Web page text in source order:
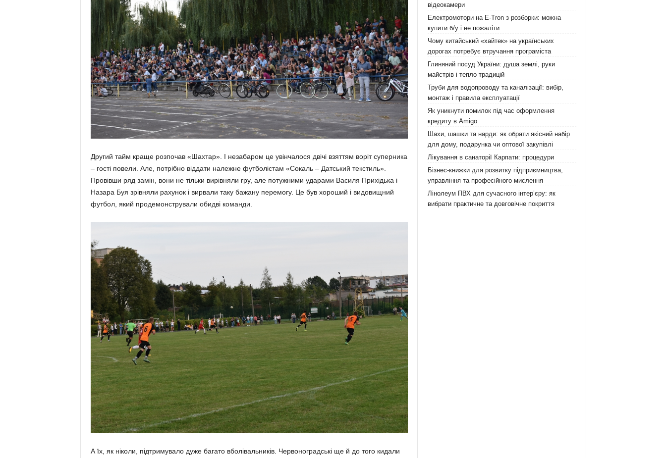
Другий тайм краще розпочав «Шахтар». І незабаром це увінчалося двічі взяттям воріт суперника
– гості повели. Але, потрібно віддати належне футболістам «Сокаль – Датський текстиль».
Провівши ряд замін, вони не тільки вирівняли гру, але потужними ударами Василя Прихідька і
Назара Буя зрівняли рахунок і вирвали таку бажану перемогу. Це був хороший і видовищний
футбол, який продемонстрували обидві команди.
А їх, як ніколи, підтримувало дуже багато вболівальників. Червоноградські ще й до того кидали
відеокамери
Електромотори на E-Tron з розборки: можна
купити б/у і не пожаліти
Чому китайський «хайтек» на українських
дорогах потребує втручання програміста
Глиняний посуд України: душа землі, руки
майстрів і тепло традицій
Труби для водопроводу та каналізації: вибір,
монтаж і правила експлуатації
Як уникнути помилок під час оформлення
кредиту в Amigo
Шахи, шашки та нарди: як обрати якісний набір
для дому, подарунка чи оптової закупівлі
Лікування в санаторії Карпати: процедури
Бізнес-книжки для розвитку підприємництва,
управління та професійного мислення
Лінолеум ПВХ для сучасного інтер’єру: як
вибрати практичне та довговічне покриття